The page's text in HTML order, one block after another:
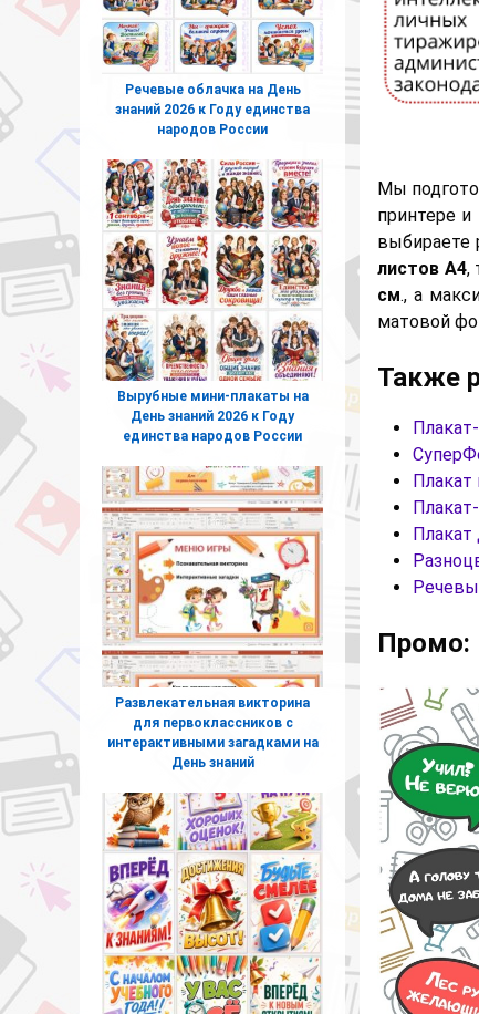
Мы
принтере
выбираете
листов А4,
см., а
матовой
Также
Плакат
Плакат
Промо:
Речевые облачка на День
знаний 2026 к Году единства
народов России
Вырубные мини-плакаты на
День знаний 2026 к Году
единства народов России
Развлекательная викторина
для первоклассников с
интерактивными загадками на
День знаний